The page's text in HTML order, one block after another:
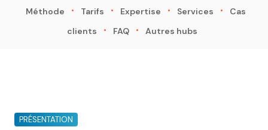
Méthode · Tarifs · Expertise · Services ·
Cas
clients
· FAQ · Autres hubs
PRÉSENTATION